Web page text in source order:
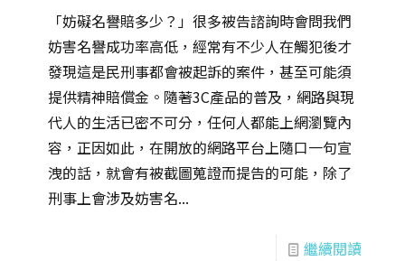
「妨礙名譽賠多少？」很多被告諮詢時會問我們
妨害名譽成功率高低，經常有不少人在觸犯後才
發現這是民刑事都會被起訴的案件，甚至可能須
提供精神賠償金。隨著3C產品的普及，網路與現
代人的生活已密不可分，任何人都能上網瀏覽內
容，正因如此，在開放的網路平台上隨口一句宣
洩的話，就會有被截圖蒐證而提告的可能，除了
刑事上會涉及妨害名...
繼續閱讀